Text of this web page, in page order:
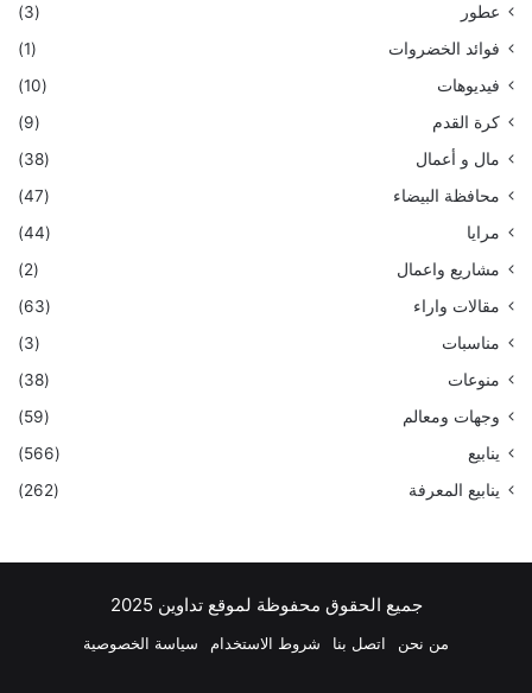
عطور
(3)
فوائد الخضروات
(1)
فيديوهات
(10)
كرة القدم
(9)
مال و أعمال
(38)
محافظة البيضاء
(47)
مرايا
(44)
مشاريع واعمال
(2)
مقالات واراء
(63)
مناسبات
(3)
منوعات
(38)
وجهات ومعالم
(59)
ينابيع
(566)
ينابيع المعرفة
(262)
جميع الحقوق محفوظة لموقع تداوين 2025
من نحن اتصل بنا شروط الاستخدام سياسة الخصوصية